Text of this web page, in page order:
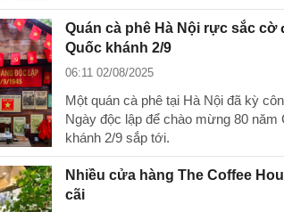
Quán cà phê Hà Nội rực sắc
Quốc khánh 2/9
06:11 02/08/2025
Một quán cà phê tại Hà Nội đã kỳ
Ngày độc lập để chào mừng 80
khánh 2/9 sắp tới.
Nhiều cửa hàng The Coffee
cãi